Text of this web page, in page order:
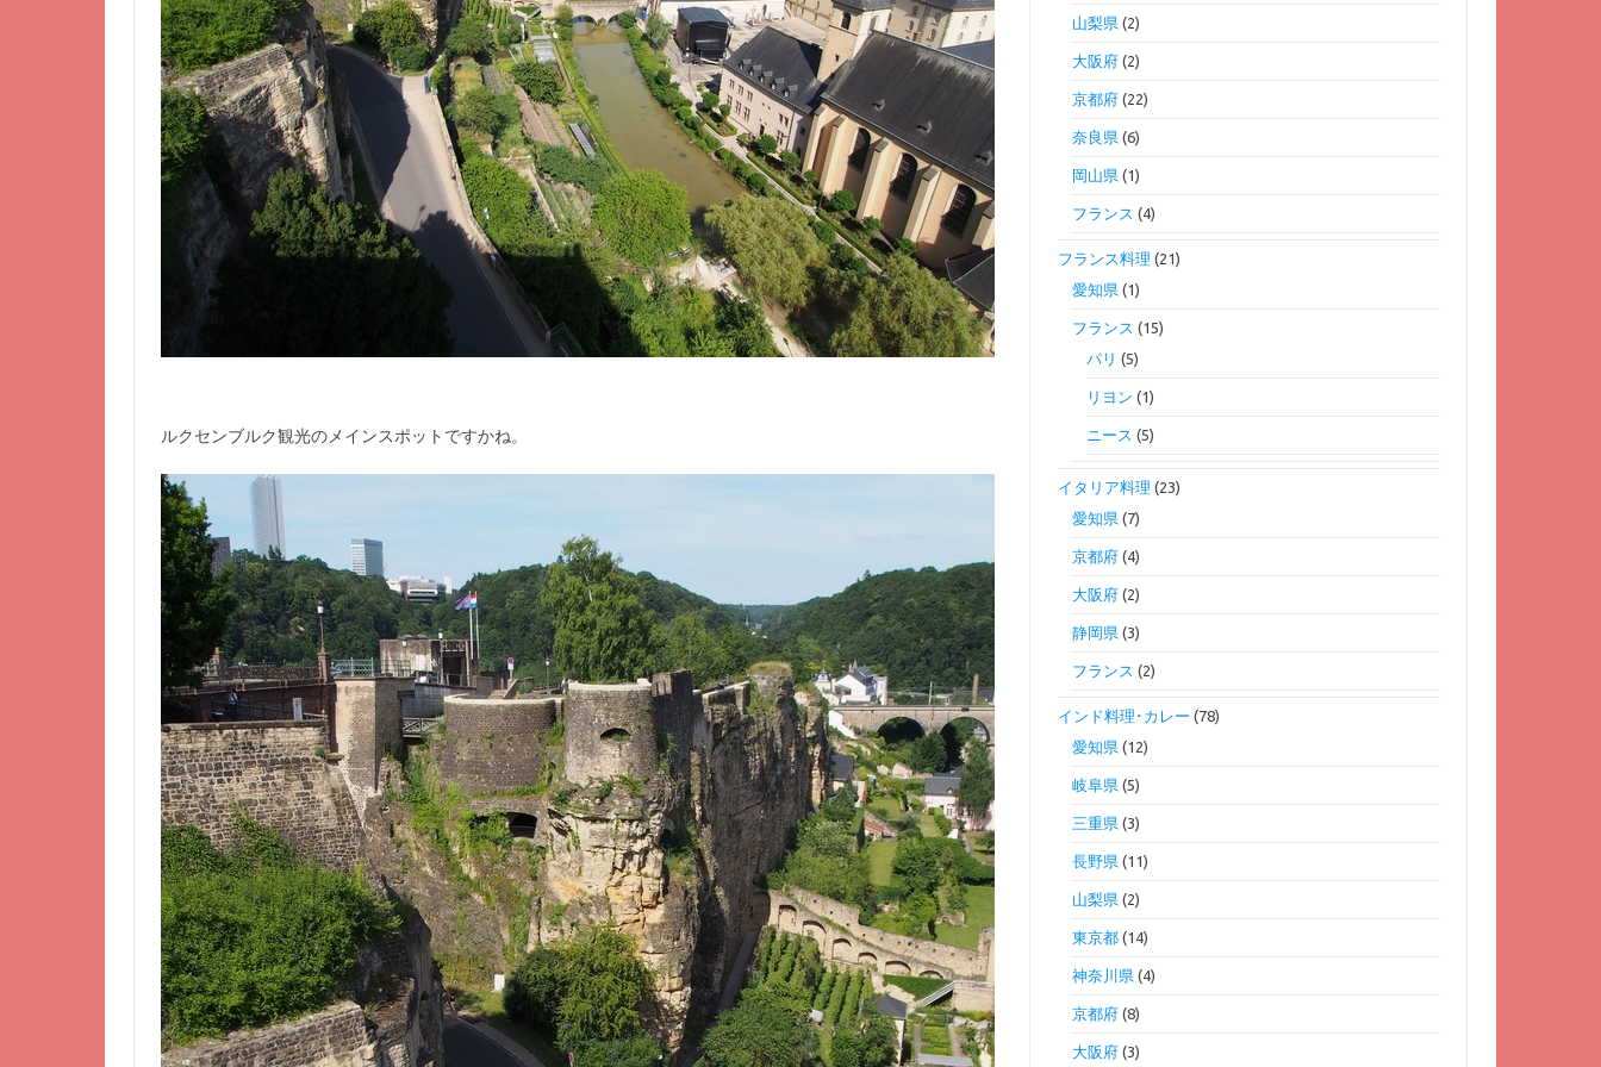
ルクセンブルク観光のメインスポットですかね。
山梨県(2)
大阪府(2)
京都府(22)
奈良県(6)
岡山県(1)
フランス (4)
フランス料理 (21)
愛知県(1)
フランス (15)
パリ (5)
リヨン (1)
ニース (5)
イタリア料理 (23)
愛知県(7)
京都府(4)
大阪府(2)
静岡県(3)
フランス (2)
インド料理･カレー (78)
愛知県(12)
岐阜県(5)
三重県(3)
長野県(11)
山梨県(2)
東京都(14)
神奈川県(4)
京都府(8)
大阪府(3)